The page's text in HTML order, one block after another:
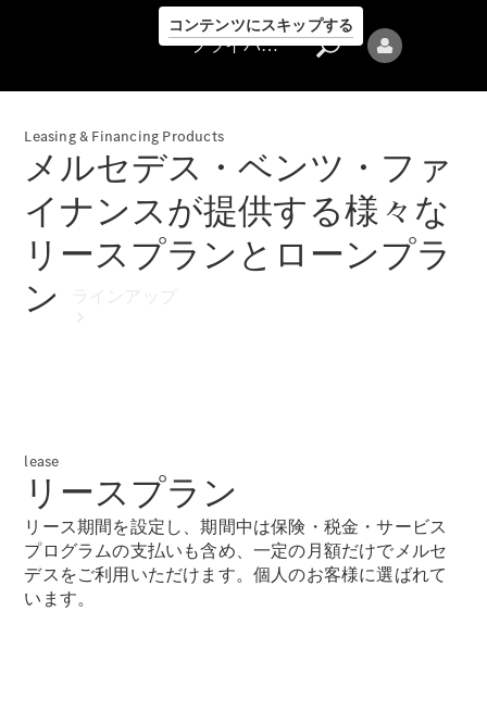
コンテンツにスキップする
プライバシ
ーポリシー
Mercedes-Benz
New models
電気自動車モデル
プラグインハイブリッドモデル
プライバシーポリシー
Leasing & Financing Products
メルセデス・ベンツ・ファ
イナンスが提供する様々な
リースプランとローンプラ
ン
lease
リースプラン
リース期間を設定し、期間中は保険・税金・サービス
プログラムの支払いも含め、一定の月額だけでメルセ
デスをご利用いただけます。個人のお客様に選ばれて
います。